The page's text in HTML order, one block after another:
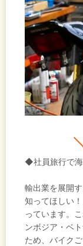
◆社員旅行で
輸出業を展開
知ってほしい
っています。
ンボジア・ベ
ため、バイク